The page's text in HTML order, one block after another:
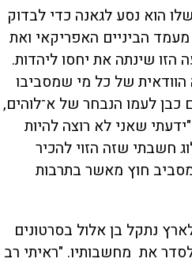
הוא נסע לגאנה כדי לבדוק
הביניים האפריקאי ואת
הזו שינתה את יחסו ליהדות.
הוודאית של כל מי שמסביבו
לעמו הנבחר של א־לוהים,
שאני לא רוצה להיות
חשבתי שזה הזוי להכיר
חוץ מאשר בתרבות
נתקל בן אלול בסרטונים
את מחשבותיו. "ראיתי רב